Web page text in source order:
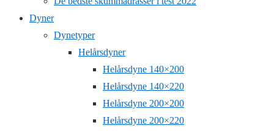
Dyner
Dynetyper
Helårsdyner
Helårsdyne 140×200
Helårsdyne 140×220
Helårsdyne 200×200
Helårsdyne 200×220